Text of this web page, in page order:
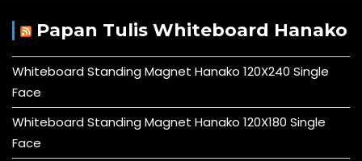
Papan Tulis Whiteboard Hanako
Whiteboard Standing Magnet Hanako 120X240 Single
Face
Whiteboard Standing Magnet Hanako 120X180 Single
Face